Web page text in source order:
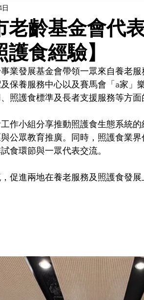
老齡基金會代
食經驗】
日
業發展基金會帶領一眾來自養老
保養服務中心以及賽馬會「a家」
照護食標準及長者支援服務等方面
作小組分享推動照護食生態系統
公眾教育推廣。同時，照護食業
食環節與一眾代表交流。
促進兩地在養老服務及照護食發